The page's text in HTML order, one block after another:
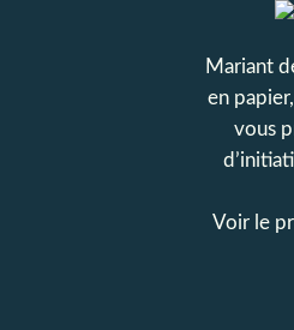
Mariant
en
vous
Voir le